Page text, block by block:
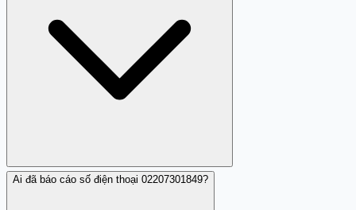
Ai đã báo cáo số điện thoại 02207301849?